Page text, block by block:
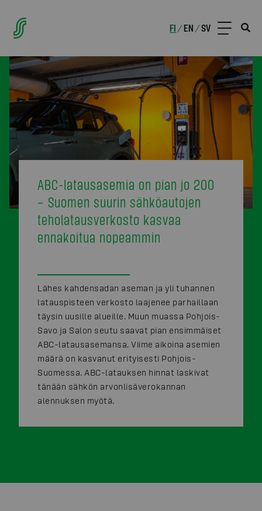
FI /EN /SV
ABC-latausasemia on pian jo 200
– Suomen suurin sähköautojen
teholatausverkosto kasvaa
ennakoitua nopeammin
Lähes kahdensadan aseman ja yli tuhannen
latauspisteen verkosto laajenee parhaillaan
täysin uusille alueille. Muun muassa Pohjois-
Savo ja Salon seutu saavat pian ensimmäiset
ABC-latausasemansa. Viime aikoina asemien
määrä on kasvanut erityisesti Pohjois-
Suomessa. ABC-latauksen hinnat laskivat
tänään sähkön arvonlisäverokannan
alennuksen myötä.